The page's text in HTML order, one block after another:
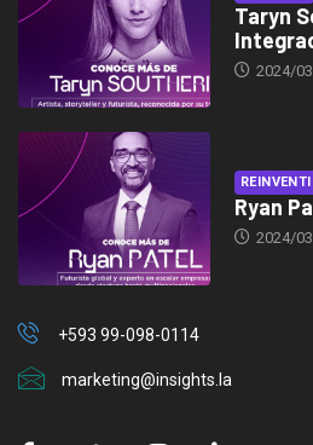
Taryn
2024/
Ryan
2024/
+593 99-098-0114
marketing@insights.la